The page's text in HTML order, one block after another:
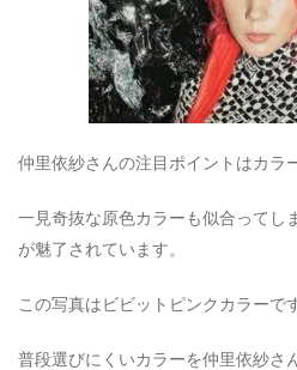
仲里依紗さんの注目ポイントはカラ
一見奇抜な原色カラーも似合ってし
が魅了されています。
この写真はビビットピンクカラーです
普段選びにくいカラーを仲里依紗さ